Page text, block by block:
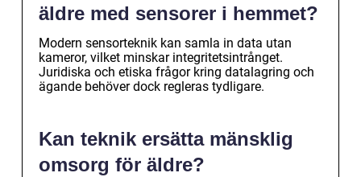
äldre med sensorer i hemmet?
Modern sensorteknik kan samla in data utan
kameror, vilket minskar integritetsintrånget.
Juridiska och etiska frågor kring datalagring och
ägande behöver dock regleras tydligare.
Kan teknik ersätta mänsklig
omsorg för äldre?